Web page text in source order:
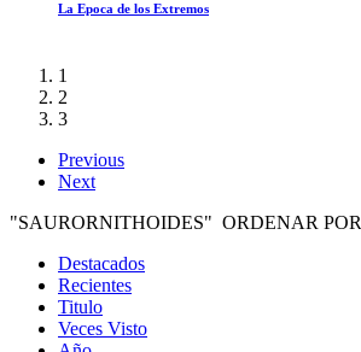
Descargado
1
2
3
Previous
Next
"SAURORNITHOIDES" ORDENAR POR
Destacados
Recientes
Titulo
Veces Visto